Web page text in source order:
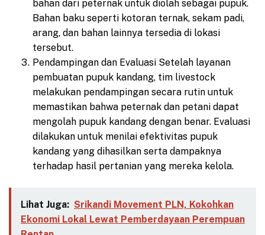
bahan dari peternak untuk diolah sebagai pupuk.
Bahan baku seperti kotoran ternak, sekam padi,
arang, dan bahan lainnya tersedia di lokasi
tersebut.
Pendampingan dan Evaluasi Setelah layanan
pembuatan pupuk kandang, tim livestock
melakukan pendampingan secara rutin untuk
memastikan bahwa peternak dan petani dapat
mengolah pupuk kandang dengan benar. Evaluasi
dilakukan untuk menilai efektivitas pupuk
kandang yang dihasilkan serta dampaknya
terhadap hasil pertanian yang mereka kelola.
Lihat Juga: Srikandi Movement PLN, Kokohkan
Ekonomi Lokal Lewat Pemberdayaan Perempuan